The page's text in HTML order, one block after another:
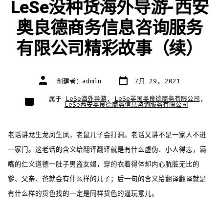
LeSe没种货海外导游-西安
奥良德商务信息咨询服务
有限公司精彩故事（续）
文
章 创建者： admin 文
章
期
7月 29, 2021
类
别
属于 LeSe海外导游, LeSe英国奥良德商务有限公司 ,
LeSe西安奥良德商务信息咨询服务有限公司
老话讲龙生龙凤生凤，老鼠儿子会打洞。老话又讲不是一家人不进
一家门。这老话的含义给翻译翻译就是有什么虚伪、小人得志，满
嘴的仁义道德一肚子男盗女娼，穿的衣着得体却内心肮脏无比的
爹、父亲、爸就会有什么样的儿子；后一句的含义给翻译翻译就是
有什么样的货色找的一定是同样货色的逼玩意儿。